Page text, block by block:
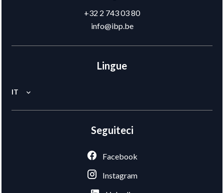
+32 2 743 03 80
info@ibp.be
Lingue
IT
Seguiteci
Facebook
Instagram